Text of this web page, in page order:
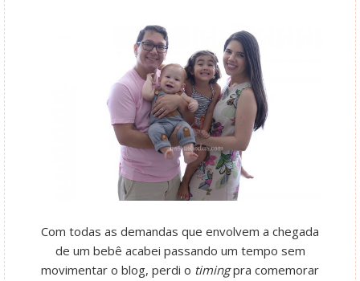
Com todas as demandas que envolvem a chegada
de um bebê acabei passando um tempo sem
movimentar o blog, perdi o timingpra comemorar